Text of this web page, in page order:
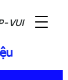
VUI